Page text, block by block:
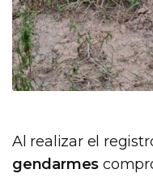
Al realizar el
gendarmes